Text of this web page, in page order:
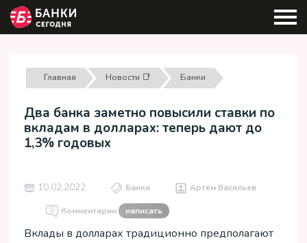
Главная Новости 📑 Банки
Два банка заметно повысили ставки по
вкладам в долларах: теперь дают до
1,3% годовых
10.02.2022 Банки Артём Васильев
Комментарии написать
Вклады в долларах традиционно предполагают